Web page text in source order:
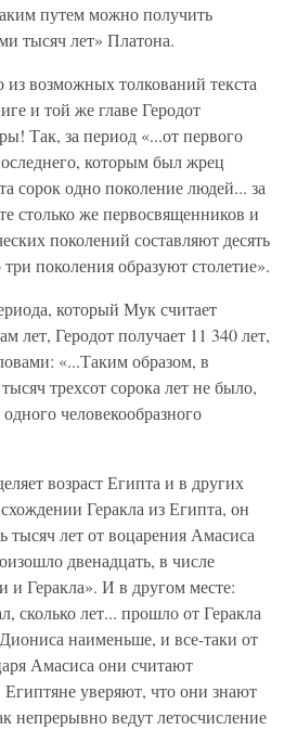
путем можно получить
тысяч лет» Платона.
возможных толкований текста
и той же главе Геродот
Так, за период «...от первого
которым был жрец
сорок одно поколение людей... за
столько же первосвященников и
поколений составляют десять
поколения образуют столетие».
который Мук считает
лет, Геродот получает 11 340 лет,
«...Таким образом, в
трехсот сорока лет не было,
человекообразного
возраст Египта и в других
Геракла из Египта, он
тысяч лет от воцарения Амасиса
двенадцать, в числе
и Геракла». И в другом месте:
сколько лет... прошло от Геракла
наименьше, и все-таки от
Амасиса они считают
Египтяне уверяют, что они знают
непрерывно ведут летосчисление